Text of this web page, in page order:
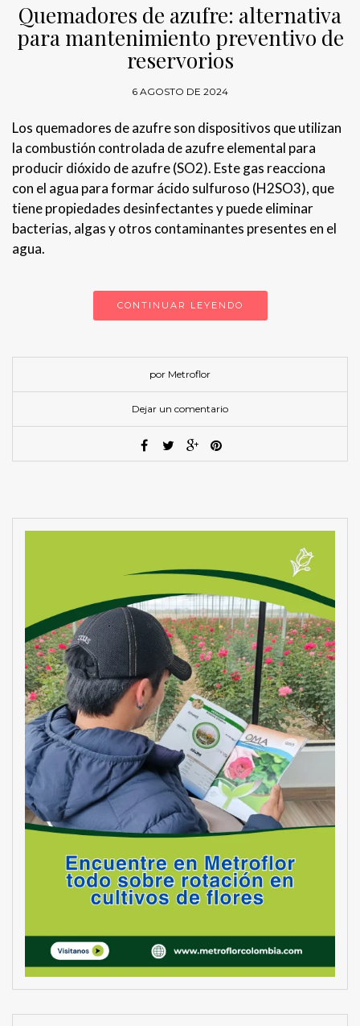
Quemadores de azufre: alternativa
para mantenimiento preventivo de
reservorios
6 AGOSTO DE 2024
Los quemadores de azufre son dispositivos que utilizan
la combustión controlada de azufre elemental para
producir dióxido de azufre (SO2). Este gas reacciona
con el agua para formar ácido sulfuroso (H2SO3), que
tiene propiedades desinfectantes y puede eliminar
bacterias, algas y otros contaminantes presentes en el
agua.
CONTINUAR LEYENDO
por Metroflor
Dejar un comentario